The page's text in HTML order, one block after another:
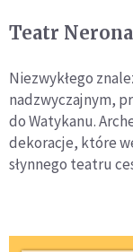
Teatr
Niezwykłego
nadzwyczajnym,
do Watykanu.
dekoracje, które
słynnego teatru